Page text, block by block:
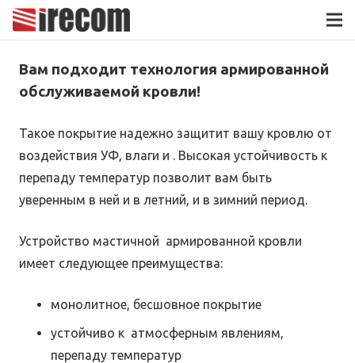
Вам подходит технология армированной
обслуживаемой кровли!
Такое покрытие надежно защитит вашу кровлю от
воздействия УФ, влаги и . Высокая устойчивость к
перепаду температур позволит вам быть
уверенным в ней и в летний, и в зимний период.
Устройство мастичной армированной кровли
имеет следующее преимущества:
монолитное, бесшовное покрытие
устойчиво к атмосферным явлениям,
перепаду температур